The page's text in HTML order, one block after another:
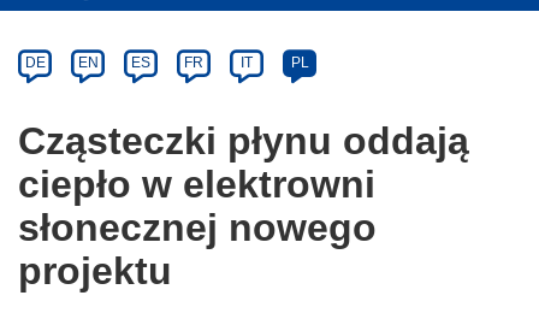
Category
Article
available
the
following
languages:
DE EN ES FR IT PL
Cząsteczki płynu oddają
ciepło w elektrowni
słonecznej nowego
projektu